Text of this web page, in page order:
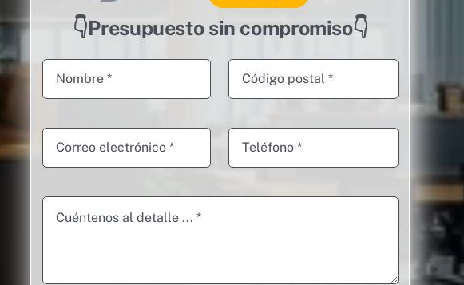
👇Presupuesto sin compromiso👇